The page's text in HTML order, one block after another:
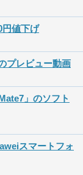
値下げ
プレビュー動画
」のソフト
スマートフォ